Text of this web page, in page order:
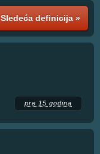
Sledeća definicija »
pre 15 godina